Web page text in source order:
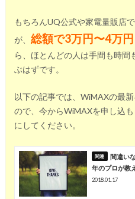
もちろんUQ公式や家電量販店
が、総額で3万円〜4万
ら、ほとんどの人は手間も時間
ぶはずです。
以下の記事では、WiMAXの最
ので、今からWiMAXを申し込
にしてください。
間違い
年のプロが教
2018.01.17